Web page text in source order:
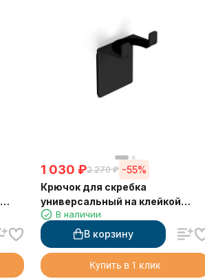
1 030 ₽2 270 ₽ -55%
Крючок для скребка
универсальный на клейкой
основе LANGBERGER 75183-10-
00-BPC черный
В наличии
В корзину
Купить в 1 клик